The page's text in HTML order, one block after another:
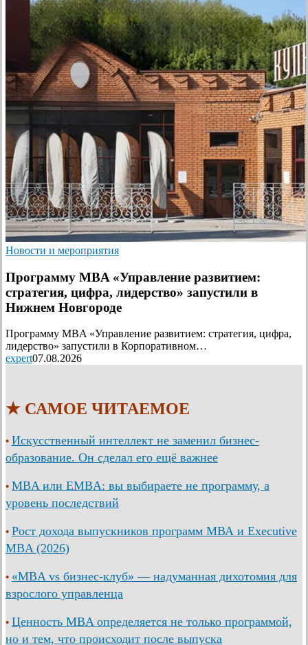
Новости и мероприятия
Программу MBA «Управление развитием:
стратегия, цифра, лидерство» запустили в
Нижнем Новгороде
Программу MBA «Управление развитием: стратегия, цифра,
лидерство» запустили в Корпоративном…
expert07.08.2026
★ САМОЕ ЧИТАЕМОЕ
• Искусственный интеллект не заменил бизнес-
образование. Он сделал его ещё важнее
• MBA или EMBA: вы выбираете не программу, а
уровень последствий
• Рост дохода выпускников программ МВА и Executive
MBA (2026)
• «MBA vs бизнес-клуб» — надуманная дихотомия для
взрослого управленца
• Ценность MBA определяется не только программой,
но и тем, что происходит после выпуска